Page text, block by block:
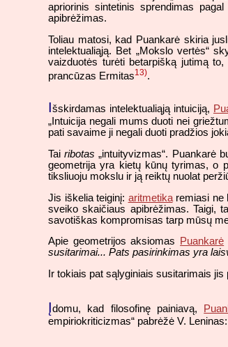
apriorinis sintetinis sprendimas pagal
apibrėžimas.
Toliau matosi, kad Puankarė skiria
intelektualiąją. Bet „Mokslo vertės“
vaizduotės turėti betarpišką jutimą
prancūzas Ermitas13).
Išskirdamas intelektualiąją intuiciją,
„Intuicija negali mums duoti nei
pati savaime ji negali duoti pradžios
Tairibotas „intuityvizmas“. Puankarė
geometrija yra kietų kūnų tyrimas, o
tiksliuoju mokslu ir ją reiktų nuolat
Jis iškelia teiginį: aritmetikaremiasi ne
sveiko skaičiaus apibrėžimas. Taigi,
savotiškas kompromisas tarp mūsų
Apie geometrijos aksiomas
Puankarė
susitarimai... Pats pasirinkimas yra
Ir tokiais pat sąlyginiais susitarimais jis
Įdomu, kad filosofinę painiavą,
empiriokriticizmas“ pabrėžė V.